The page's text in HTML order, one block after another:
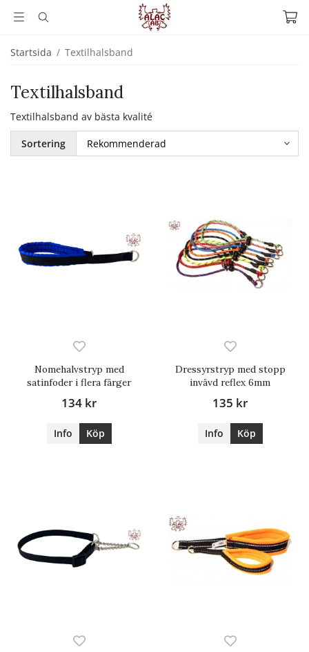
Startsida / Textilhalsband
Textilhalsband
Textilhalsband av bästa kvalité
Sortering
Nomehalvstryp med
satinfoder i flera färger
134 kr
Info Köp
Dressyrstryp med stopp
invävd reflex 6mm
135 kr
Info Köp